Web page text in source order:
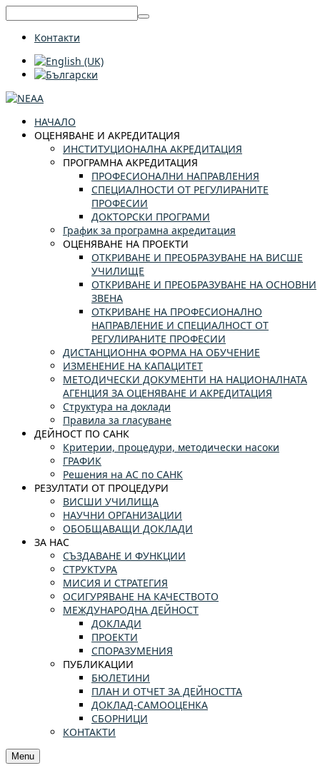
Контакти
НАЧАЛО
ОЦЕНЯВАНЕ И АКРЕДИТАЦИЯ
ИНСТИТУЦИОНАЛНА АКРЕДИТАЦИЯ
ПРОГРАМНА АКРЕДИТАЦИЯ
ПРОФЕСИОНАЛНИ НАПРАВЛЕНИЯ
СПЕЦИАЛНОСТИ ОТ РЕГУЛИРАНИТЕ
ПРОФЕСИИ
ДОКТОРСКИ ПРОГРАМИ
График за програмна акредитация
ОЦЕНЯВАНЕ НА ПРОЕКТИ
ОТКРИВАНЕ И ПРЕОБРАЗУВАНЕ НА ВИСШЕ
УЧИЛИЩЕ
ОТКРИВАНЕ И ПРЕОБРАЗУВАНЕ НА ОСНОВНИ
ЗВЕНА
ОТКРИВАНЕ НА ПРОФЕСИОНАЛНО
НАПРАВЛЕНИЕ И СПЕЦИАЛНОСТ ОТ
РЕГУЛИРАНИТЕ ПРОФЕСИИ
ДИСТАНЦИОННА ФОРМА НА ОБУЧЕНИЕ
ИЗМЕНЕНИЕ НА КАПАЦИТЕТ
МЕТОДИЧЕСКИ ДОКУМЕНТИ НА НАЦИОНАЛНАТА
АГЕНЦИЯ ЗА ОЦЕНЯВАНЕ И АКРЕДИТАЦИЯ
Структура на доклади
Правила за гласуване
ДЕЙНОСТ ПО САНК
Критерии, процедури, методически насоки
ГРАФИК
Решения на АС по САНК
РЕЗУЛТАТИ ОТ ПРОЦЕДУРИ
ВИСШИ УЧИЛИЩА
НАУЧНИ ОРГАНИЗАЦИИ
ОБОБЩАВАЩИ ДОКЛАДИ
ЗА НАС
СЪЗДАВАНЕ И ФУНКЦИИ
СТРУКТУРА
МИСИЯ И СТРАТЕГИЯ
ОСИГУРЯВАНЕ НА КАЧЕСТВОТО
МЕЖДУНАРОДНА ДЕЙНОСТ
ДОКЛАДИ
ПРОЕКТИ
СПОРАЗУМЕНИЯ
ПУБЛИКАЦИИ
БЮЛЕТИНИ
ПЛАН И ОТЧЕТ ЗА ДЕЙНОСТТА
ДОКЛАД-САМООЦЕНКА
СБОРНИЦИ
КОНТАКТИ
Menu